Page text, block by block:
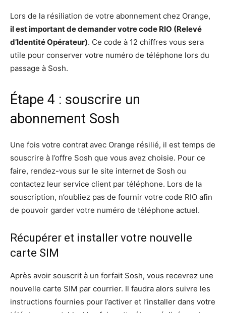
Lors de la résiliation de votre abonnement chez Orange,
il est important de demander votre code RIO (Relevé
d’Identité Opérateur). Ce code à 12 chiffres vous sera
utile pour conserver votre numéro de téléphone lors du
passage à Sosh.
Étape 4 : souscrire un
abonnement Sosh
Une fois votre contrat avec Orange résilié, il est temps de
souscrire à l’offre Sosh que vous avez choisie. Pour ce
faire, rendez-vous sur le site internet de Sosh ou
contactez leur service client par téléphone. Lors de la
souscription, n’oubliez pas de fournir votre code RIO afin
de pouvoir garder votre numéro de téléphone actuel.
Récupérer et installer votre nouvelle
carte SIM
Après avoir souscrit à un forfait Sosh, vous recevrez une
nouvelle carte SIM par courrier. Il faudra alors suivre les
instructions fournies pour l’activer et l’installer dans votre